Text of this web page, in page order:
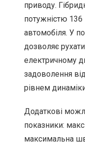
приводу.
потужністю 136
автомобіля. У
дозволяє
електричному
задоволення
рівнем
Додаткові
показники:
максимальна